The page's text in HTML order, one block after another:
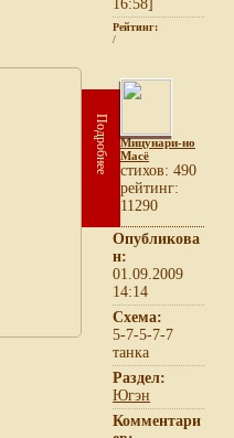
16:58]
Рейтинг:
/
Подробнее
Мицунари-но
Масё
cтихов: 490
рейтинг:
11290
Опубликова
н:
01.09.2009
14:14
Схема:
5-7-5-7-7
танка
Раздел:
Югэн
Комментари